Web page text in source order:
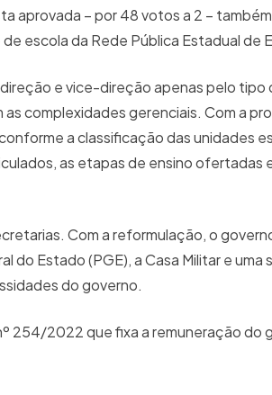
aprovada – por 48 votos a 2 –
escola da Rede Pública Estadual de
e vice-direção apenas pelo
complexidades gerenciais. Com a
a classificação das unidades
as etapas de ensino ofertadas
Com a reformulação, o
Estado (PGE), a Casa Militar e uma
do governo.
254/2022 que fixa a remuneração do